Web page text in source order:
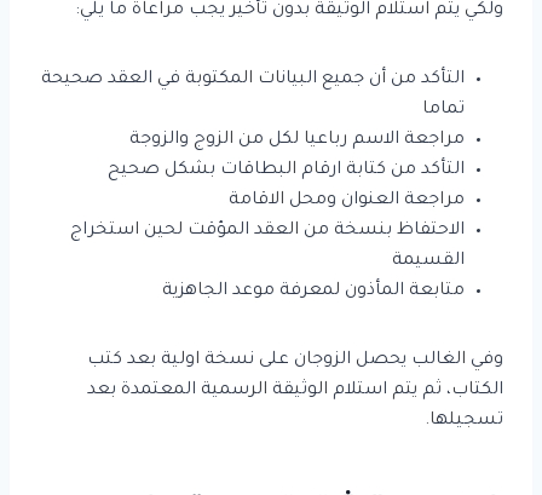
ولكي يتم استلام الوثيقة بدون تأخير يجب مراعاة ما يلي:
التأكد من أن جميع البيانات المكتوبة في العقد صحيحة
تماما
مراجعة الاسم رباعيا لكل من الزوج والزوجة
التأكد من كتابة ارقام البطاقات بشكل صحيح
مراجعة العنوان ومحل الاقامة
الاحتفاظ بنسخة من العقد المؤقت لحين استخراج
القسيمة
متابعة المأذون لمعرفة موعد الجاهزية
وفي الغالب يحصل الزوجان على نسخة اولية بعد كتب
الكتاب، ثم يتم استلام الوثيقة الرسمية المعتمدة بعد
تسجيلها.